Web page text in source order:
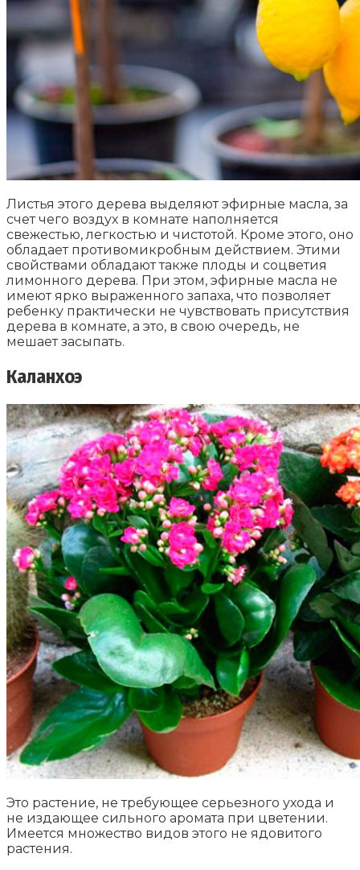
Листья этого дерева выделяют эфирные масла, за
счет чего воздух в комнате наполняется
свежестью, легкостью и чистотой. Кроме этого, оно
обладает противомикробным действием. Этими
свойствами обладают также плоды и соцветия
лимонного дерева. При этом, эфирные масла не
имеют ярко выраженного запаха, что позволяет
ребенку практически не чувствовать присутствия
дерева в комнате, а это, в свою очередь, не
мешает засыпать.
Каланхоэ
Это растение, не требующее серьезного ухода и
не издающее сильного аромата при цветении.
Имеется множество видов этого не ядовитого
растения.